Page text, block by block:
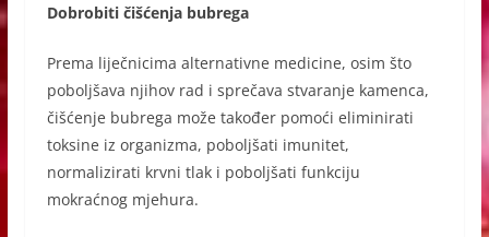
Dobrobiti čišćenja bubrega
Prema liječnicima alternativne medicine, osim što
poboljšava njihov rad i sprečava stvaranje kamenca,
čišćenje bubrega može također pomoći eliminirati
toksine iz organizma, poboljšati imunitet,
normalizirati krvni tlak i poboljšati funkciju
mokraćnog mjehura.